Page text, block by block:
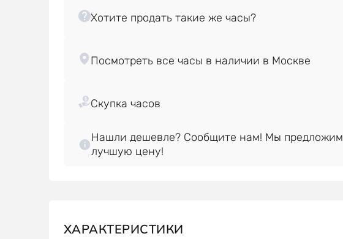
Хотите продать такие же часы?
Нашли дешевле? Сообщите нам! Мы предложим
лучшую цену!
ХАРАКТЕРИСТИКИ